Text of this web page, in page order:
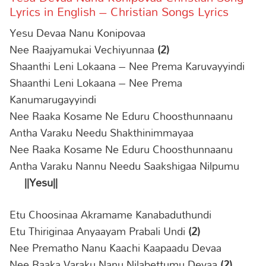
Lyrics in English – Christian Songs Lyrics
Yesu Devaa Nanu Konipovaa
Nee Raajyamukai Vechiyunnaa(2)
Shaanthi Leni Lokaana – Nee Prema Karuvayyindi
Shaanthi Leni Lokaana – Nee Prema
Kanumarugayyindi
Nee Raaka Kosame Ne Eduru Choosthunnaanu
Antha Varaku Needu Shakthinimmayaa
Nee Raaka Kosame Ne Eduru Choosthunnaanu
Antha Varaku Nannu Needu Saakshigaa Nilpumu
||Yesu||
Etu Choosinaa Akramame Kanabaduthundi
Etu Thiriginaa Anyaayam Prabali Undi(2)
Nee Prematho Nanu Kaachi Kaapaadu Devaa